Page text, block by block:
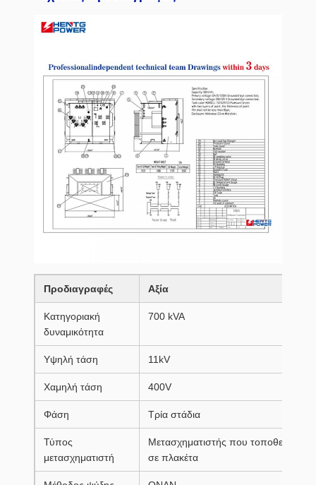
Προδιαγραφές Αξία
Κατηγοριακή
δυναμικότητα
700 kVA
Υψηλή τάση 11kV
Χαμηλή τάση 400V
Φάση Τρία στάδια
Τύπος
μετασχηματιστή
Μετασχηματιστής που τοποθετείται
σε πλακέτα